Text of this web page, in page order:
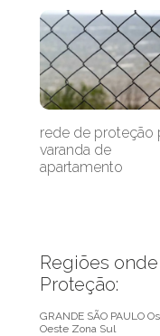
rede de proteção
varanda de
apartamento
Regiões
Proteção:
GRANDE SÃO PAULO
Oeste Zona Sul